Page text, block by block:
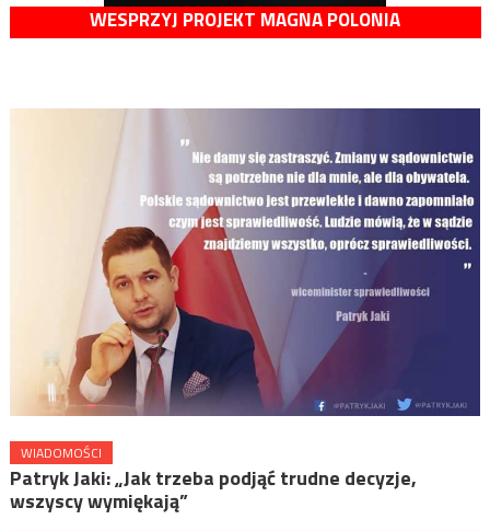
WESPRZYJ PROJEKT MAGNA POLONIA
WIADOMOŚCI
Patryk Jaki: „Jak trzeba podjąć trudne decyzje,
wszyscy wymiękają”